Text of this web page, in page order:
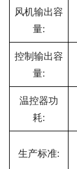
风机输出容
量:
控制输出容
量:
温控器功
耗:
生产标准: